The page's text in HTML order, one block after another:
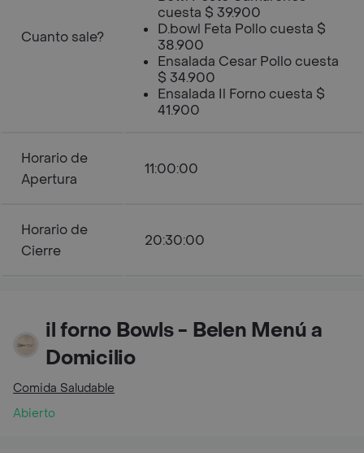
Cuanto sale?
cuesta $ 39.900
D.bowl Feta Pollo cuesta $
38.900
Ensalada Cesar Pollo cuesta
$ 34.900
Ensalada Il Forno cuesta $
41.900
Horario de
Apertura
11:00:00
Horario de
Cierre
20:30:00
il forno Bowls - Belen Menú a
Domicilio
Comida Saludable
Abierto